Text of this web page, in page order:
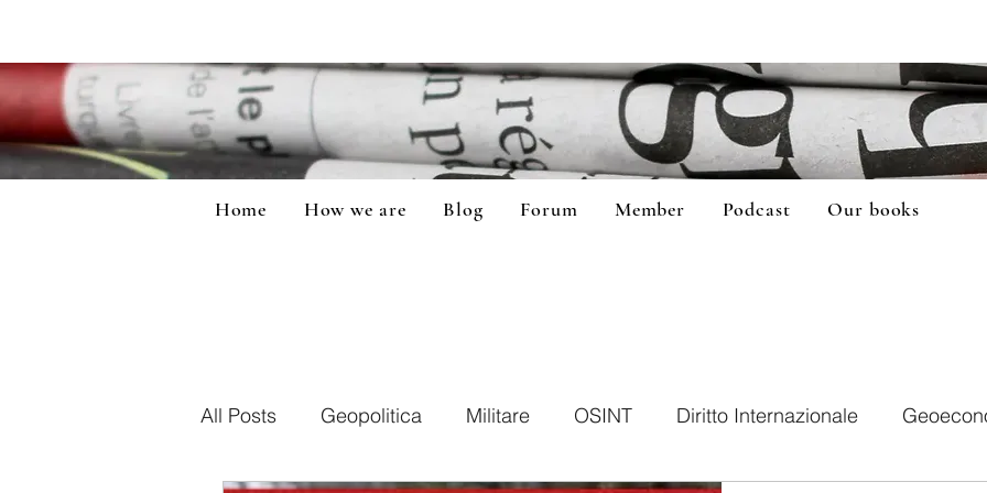
Home How we are Blog Forum Member Podcast Our books
All Posts Geopolitica Militare OSINT Diritto Internazionale